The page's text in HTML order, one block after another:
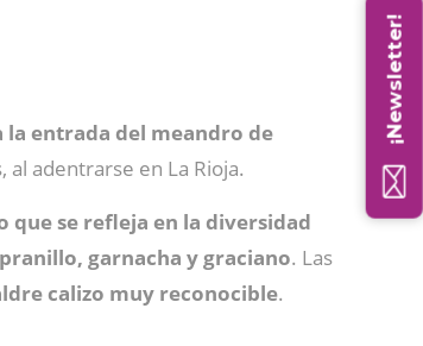
la entrada del meandro de
adentrarse en La Rioja.
se refleja en la diversidad
garnacha y graciano. Las
calizo muy reconocible.
¡Newsletter!